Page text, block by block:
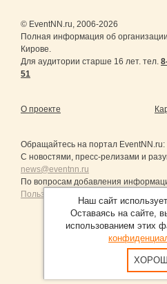
© EventNN.ru, 2006-2026
Полная информация об
Кирове.
Для аудитории старше 16 лет. тел.
51
О проекте
Обращайтесь на портал EventNN.ru:
С новостями, пресс-релизами и
news@eventnn.ru
По вопросам добавления
Пользовательское Соглашение и
Продвижение сайтов
Наш сайт
Оставаясь на сайте,
использованием этих